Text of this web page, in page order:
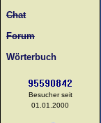
Chat
Forum
Wörterbuch
Besucher seit
01.01.2000